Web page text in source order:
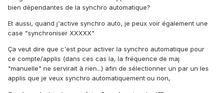
bien dépendantes de la synchro automatique?
Et aussi, quand j'active synchro auto, je peux voir également une
case "synchroniser XXXXX"
Ça veut dire que c'est pour activer la synchro automatique pour
ce compte/applis (dans ces cas la, la fréquence de maj
"manuelle" ne servirait à rien...) afin de sélectionner un par un les
applis que je veux synchro automatiquement ou non,